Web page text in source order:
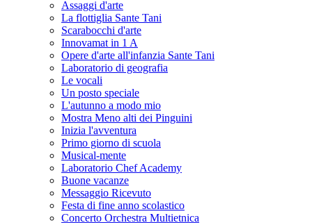
Assaggi d'arte
La flottiglia Sante Tani
Scarabocchi d'arte
Innovamat in 1 A
Opere d'arte all'infanzia Sante Tani
Laboratorio di geografia
Le vocali
Un posto speciale
L'autunno a modo mio
Mostra Meno alti dei Pinguini
Inizia l'avventura
Primo giorno di scuola
Musical-mente
Laboratorio Chef Academy
Buone vacanze
Messaggio Ricevuto
Festa di fine anno scolastico
Concerto Orchestra Multietnica